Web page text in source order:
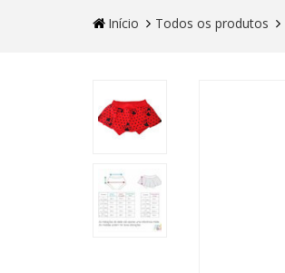
Início Todos os produtos